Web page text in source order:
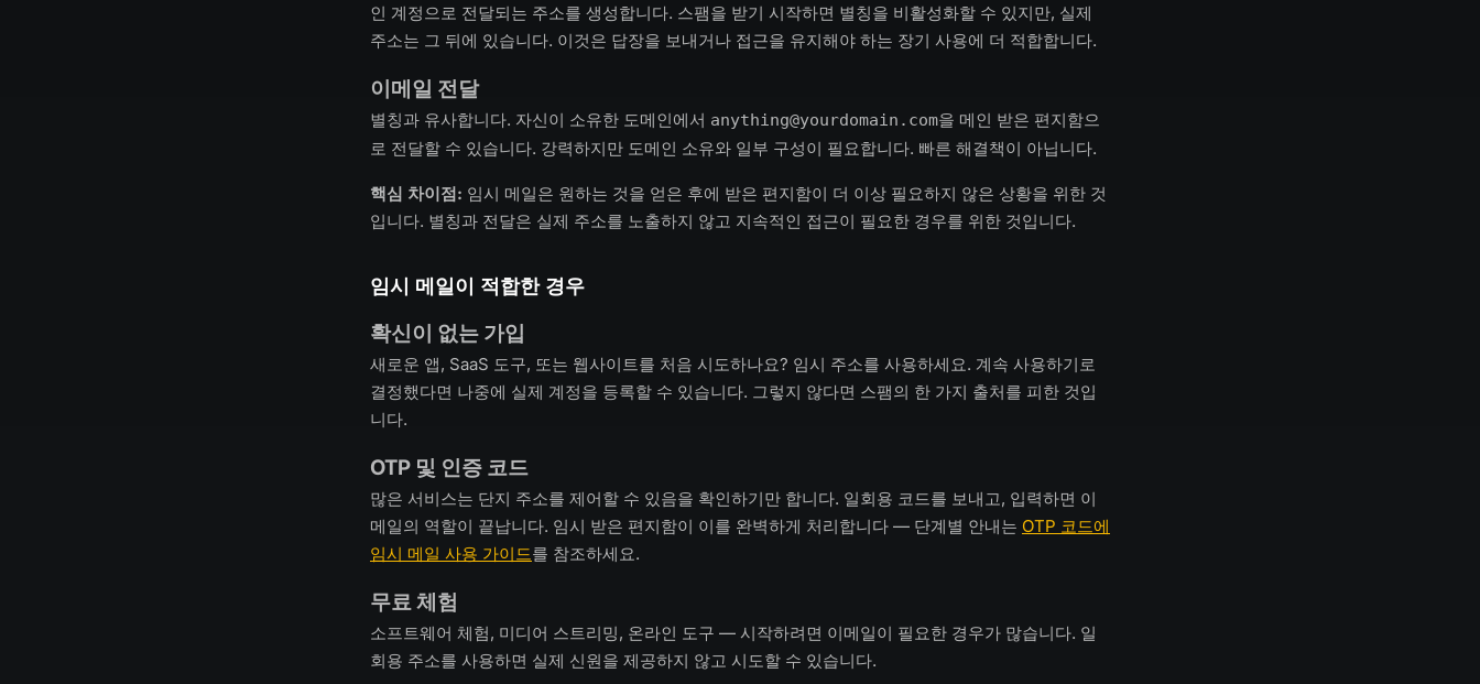
인 계정으로 전달되는 주소를 생성합니다. 스팸을 받기 시작하면 별칭을 비활성화할 수 있지만, 실제
주소는 그 뒤에 있습니다. 이것은 답장을 보내거나 접근을 유지해야 하는 장기 사용에 더 적합합니다.
이메일 전달
별칭과 유사합니다. 자신이 소유한 도메인에서 anything@yourdomain.com을 메인 받은 편지함으
로 전달할 수 있습니다. 강력하지만 도메인 소유와 일부 구성이 필요합니다. 빠른 해결책이 아닙니다.
핵심 차이점: 임시 메일은 원하는 것을 얻은 후에 받은 편지함이 더 이상 필요하지 않은 상황을 위한 것
입니다. 별칭과 전달은 실제 주소를 노출하지 않고 지속적인 접근이 필요한 경우를 위한 것입니다.
임시 메일이 적합한 경우
확신이 없는 가입
새로운 앱, SaaS 도구, 또는 웹사이트를 처음 시도하나요? 임시 주소를 사용하세요. 계속 사용하기로
결정했다면 나중에 실제 계정을 등록할 수 있습니다. 그렇지 않다면 스팸의 한 가지 출처를 피한 것입
니다.
OTP 및 인증 코드
많은 서비스는 단지 주소를 제어할 수 있음을 확인하기만 합니다. 일회용 코드를 보내고, 입력하면 이
메일의 역할이 끝납니다. 임시 받은 편지함이 이를 완벽하게 처리합니다 — 단계별 안내는 OTP 코드에
임시 메일 사용 가이드를 참조하세요.
무료 체험
소프트웨어 체험, 미디어 스트리밍, 온라인 도구 — 시작하려면 이메일이 필요한 경우가 많습니다. 일
회용 주소를 사용하면 실제 신원을 제공하지 않고 시도할 수 있습니다.